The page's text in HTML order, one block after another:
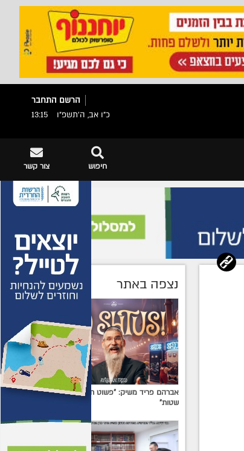
הרשם התחבר
כ"ו אב, ה׳תשפ״ו
13:15
צור קשר חיפוש
נצפה באתר
אברהם פריד משיק: "פשוט תגידו לא לרוח
שטות"